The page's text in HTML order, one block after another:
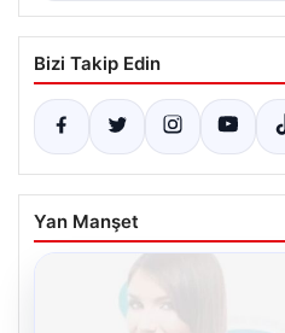
Bizi Takip Edin
Yan Manşet